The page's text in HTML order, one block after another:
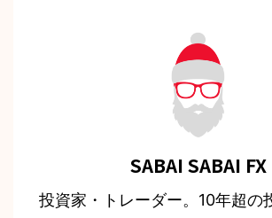
SABAI SABAI FX
投資家・トレーダー。10年超の